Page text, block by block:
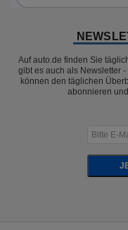
Auf auto.de finden Sie
gibt es auch als Newsletter
können den täglichen
abonnieren